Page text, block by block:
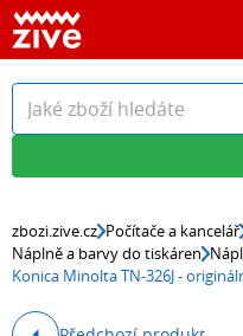
zbozi.zive.cz Počítače a kancelář
Náplně a barvy do tiskáren
Konica Minolta TN-326J -